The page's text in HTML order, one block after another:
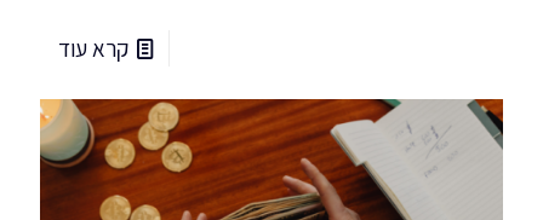
קרא עוד